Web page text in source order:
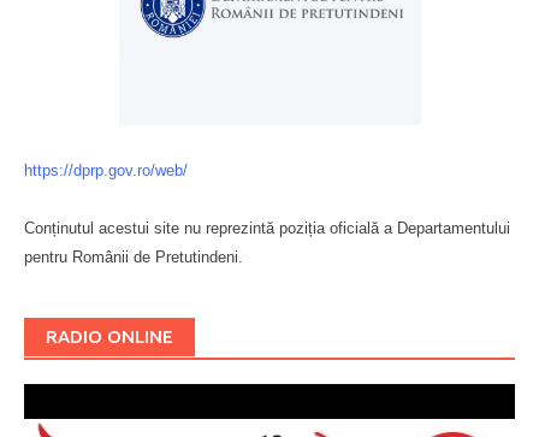
https://dprp.gov.ro/web/
Conținutul acestui site nu reprezintă poziția oficială a Departamentului
pentru Românii de Pretutindeni.
RADIO ONLINE